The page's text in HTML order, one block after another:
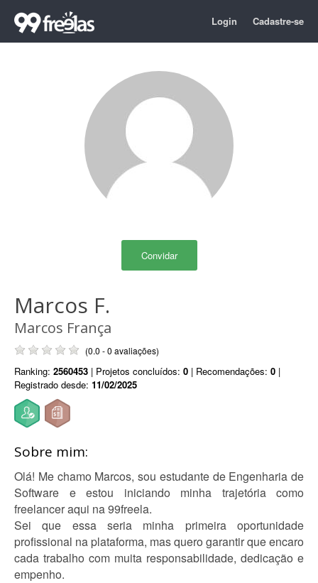
Login Cadastre-se
Convidar
Marcos F.
Marcos França
(0.0 - 0 avaliações)
Ranking: 2560453 | Projetos concluídos: 0 | Recomendações: 0 |
Registrado desde: 11/02/2025
Sobre mim:
Olá! Me chamo Marcos, sou estudante de Engenharia de
Software e estou iniciando minha trajetória como
freelancer aqui na 99freela.
Sei que essa seria minha primeira oportunidade
profissional na plataforma, mas quero garantir que encaro
cada trabalho com muita responsabilidade, dedicação e
empenho.